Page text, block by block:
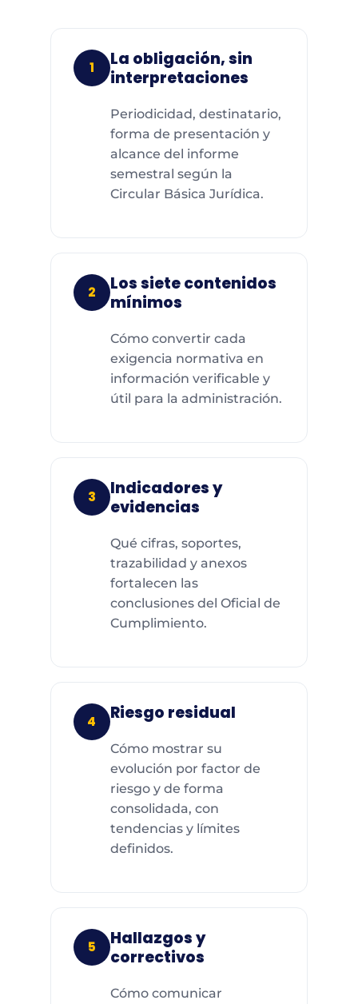
1
La obligación, sin
interpretaciones
Periodicidad, destinatario,
forma de presentación y
alcance del informe
semestral según la
Circular Básica Jurídica.
2
Los siete contenidos
mínimos
Cómo convertir cada
exigencia normativa en
información verificable y
útil para la administración.
3
Indicadores y
evidencias
Qué cifras, soportes,
trazabilidad y anexos
fortalecen las
conclusiones del Oficial de
Cumplimiento.
4 Riesgo residual
Cómo mostrar su
evolución por factor de
riesgo y de forma
consolidada, con
tendencias y límites
definidos.
5
Hallazgos y
correctivos
Cómo comunicar